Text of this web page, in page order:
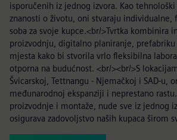
isporučenih iz jednog izvora. Kao
znanosti o životu, oni stvaraju individualne,
soba za svoje kupce.<br/>Tvrtka kombinira
proizvodnju, digitalno planiranje,
mjesta kako bi stvorila vrlo fleksibilna
otporna na budućnost. <br/><br/>S
Švicarskoj, Tettnangu - Njemačkoj i SAD-u,
međunarodnoj ekspanziji i neprestano
proizvodnje i montaže, nude sve iz jednog
osigurava zadovoljstvo naših kupaca širom